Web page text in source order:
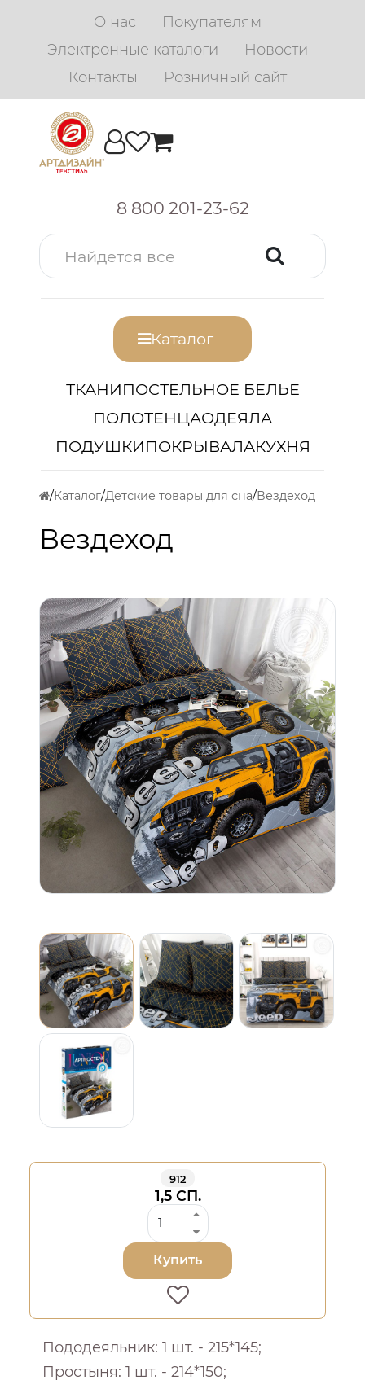
О нас
Покупателям
Электронные каталоги
Новости
Контакты
Розничный сайт
8 800 201-23-62
Каталог
ТКАНИПОСТЕЛЬНОЕ БЕЛЬЕ
ПОЛОТЕНЦАОДЕЯЛА
ПОДУШКИПОКРЫВАЛАКУХНЯ
Каталог Детские товары для сна Вездеход
Вездеход
912
1,5 СП.
Купить
Пододеяльник: 1 шт. - 215*145;
Простыня: 1 шт. - 214*150;